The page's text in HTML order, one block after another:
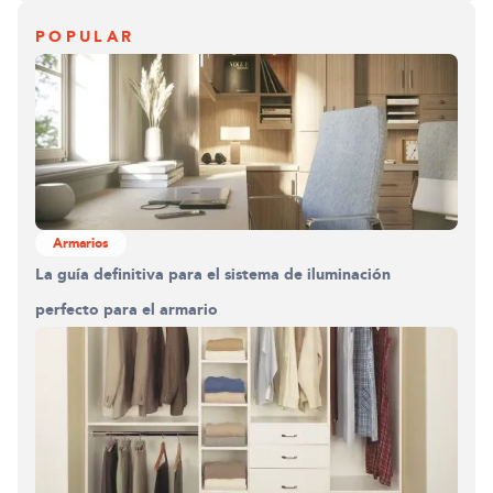
POPULAR
Armarios
La guía definitiva para el sistema de iluminación
perfecto para el armario
Construyendo el
0%